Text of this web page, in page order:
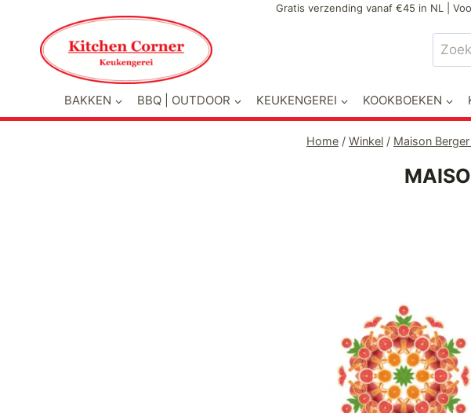
inhoud
Gratis verzending vanaf €45 in NL |
Zoeken
naar:
BAKKEN BBQ | OUTDOOR KEUKENGEREI KOOKBOEKEN
Home / Winkel / Maison